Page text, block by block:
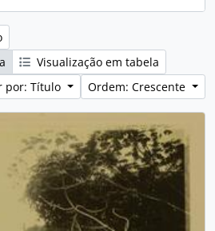
Visualização em tabela
por: Título
Ordem: Crescente